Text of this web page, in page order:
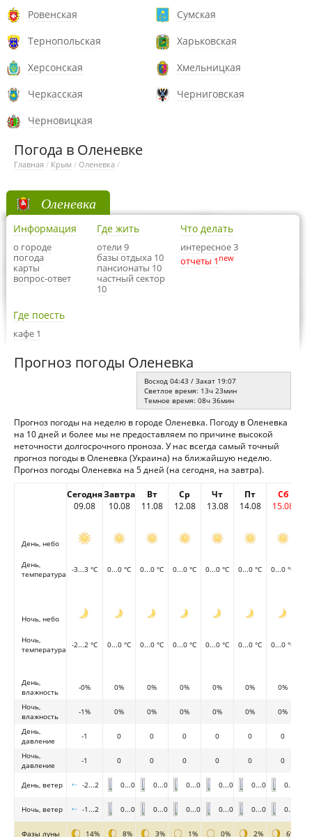
Ровенская
Сумская
Тернопольская
Харьковская
Херсонская
Хмельницкая
Черкасская
Черниговская
Черновицкая
Погода в Оленевке
Главная / Крым / Оленевка /
Оленевка
Информация
о городе
погода
карты
вопрос-ответ
Где жить
отели 9
базы отдыха 10
пансионаты 10
частный сектор
10
Что делать
интересное 3
отчеты 1 new
Где поесть
кафе 1
Прогноз погоды Оленевка
Восход 04:43 / Закат 19:07
Светлое время: 13ч 23мин
Темное время: 08ч 36мин
Прогноз погоды на неделю в городе Оленевка. Погоду в Оленевка
на 10 дней и более мы не предоставляем по причине высокой
неточности долгосрочного проноза. У нас всегда самый точный
прогноз погоды в Оленевка (Украина) на ближайшую неделю.
Прогноз погоды Оленевка на 5 дней (на сегодня, на завтра).
Сегодня
09.08
Завтра
10.08
Вт
11.08
Ср
12.08
Чт
13.08
Пт
14.08
Сб
15.08
День, небо
День,
температура
-3...3 °C 0...0 °C 0...0 °C 0...0 °C 0...0 °C 0...0 °C 0...0 °C
Ночь, небо
Ночь,
температура
-2...2 °C 0...0 °C 0...0 °C 0...0 °C 0...0 °C 0...0 °C 0...0 °C
День,
влажность
-0% 0% 0% 0% 0% 0%
0%
Ночь,
влажность
-1% 0% 0% 0% 0% 0%
0%
День,
давление
-1 0 0 0 0 0
0
Ночь,
давление
-1 0 0 0 0 0 0
День, ветер -2...2 0...0 0...0 0...0 0...0 0...0 0...0
Ночь, ветер -1...2 0...0 0...0 0...0 0...0 0...0 0...0
Фазы луны 14% 8% 3% 1% 0% 2% 6%